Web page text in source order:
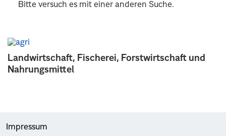
Landwirtschaft, Fischerei, Forstwirtschaft und
Nahrungsmittel
Bitte versuch es mit einer anderen Suche.
Impressum